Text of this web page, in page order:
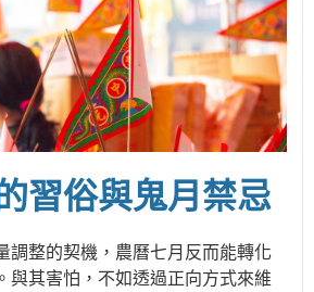
習俗與鬼月禁忌
調整的契機，農曆七月反而能轉化
與其害怕，不如透過正向方式來維